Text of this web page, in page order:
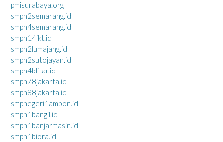
pmisurabaya.org
smpn2semarang.id
smpn4semarang.id
smpn14jkt.id
smpn2lumajang.id
smpn2sutojayan.id
smpn4blitar.id
smpn78jakarta.id
smpn88jakarta.id
smpnegeri1ambon.id
smpn1bangil.id
smpn1banjarmasin.id
smpn1biora.id